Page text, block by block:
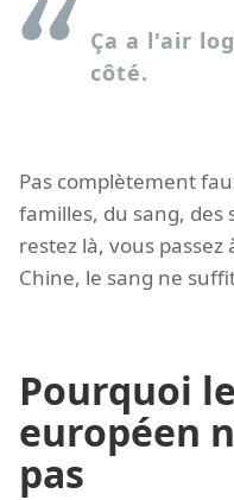
Ça a l'air
côté.
Pas complètement
familles, du sang, des
restez là, vous passez
Chine, le sang ne
Pourquoi
européen
pas